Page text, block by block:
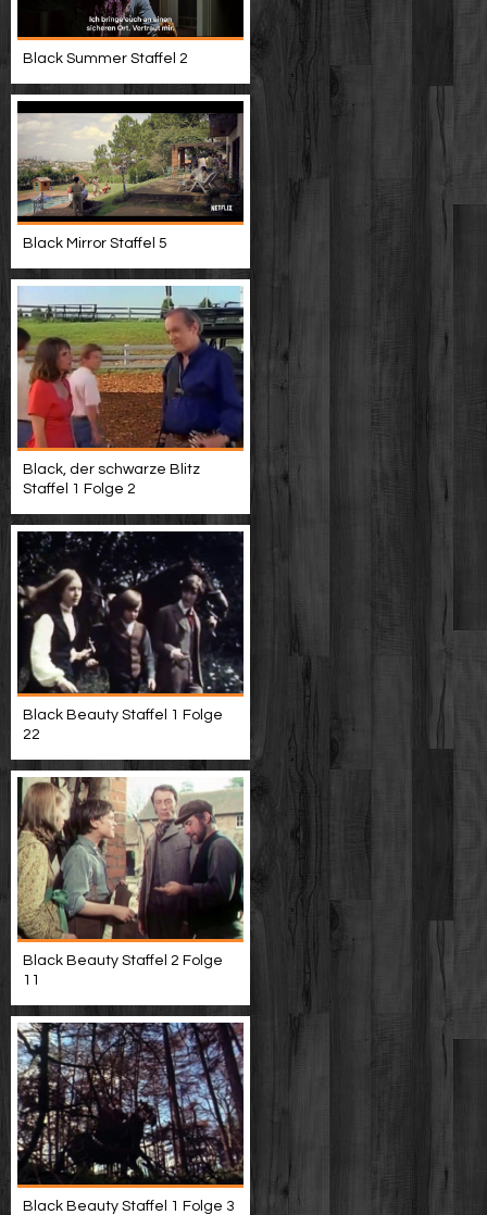
Black Summer Staffel 2
Black Mirror Staffel 5
Black, der schwarze Blitz
Staffel 1 Folge 2
Black Beauty Staffel 1 Folge
22
Black Beauty Staffel 2 Folge
11
Black Beauty Staffel 1 Folge 3